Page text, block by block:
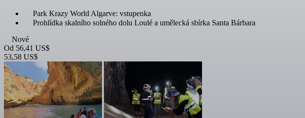
Park Krazy World Algarve: vstupenka
Prohlídka skalního solného dolu Loulé a umělecká sbírka Santa Bárbara
Nové
Od 56,41 US$
53,58 US$